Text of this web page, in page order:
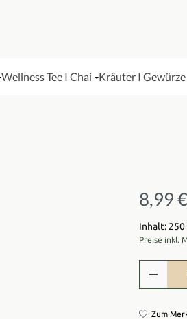
Wellness Tee I Chai Kräuter I
Regulärer
8,99 €
Inhalt: 250
Preise inkl.
Produkt
Zum